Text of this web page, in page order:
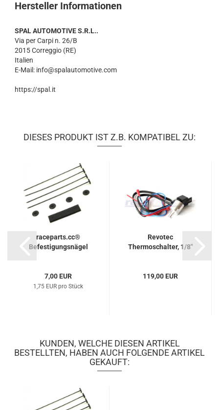
Hersteller Informationen
SPAL AUTOMOTIVE S.R.L..
Via per Carpi n. 26/B
2015 Correggio (RE)
Italien
E-Mail: info@spalautomotive.com
https://spal.it
DIESES PRODUKT IST Z.B. KOMPATIBEL ZU:
raceparts.cc®
Befestigungsnägel
7,00 EUR
1,75 EUR pro Stück
Revotec
Thermoschalter, 1/8"
119,00 EUR
KUNDEN, WELCHE DIESEN ARTIKEL
BESTELLTEN, HABEN AUCH FOLGENDE ARTIKEL
GEKAUFT: